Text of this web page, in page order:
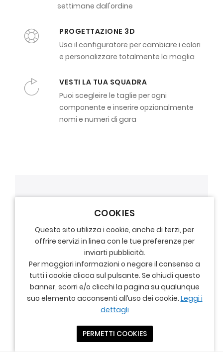
COOKIES
Questo sito utilizza i cookie, anche di terzi, per
offrire servizi in linea con le tue preferenze per
inviarti pubblicità.
Per maggiori informazioni o negare il consenso a
tutti i cookie clicca sul pulsante. Se chiudi questo
banner, scorri e/o clicchi la pagina su qualunque
suo elemento acconsenti all’uso dei cookie. Leggi i
dettagli
PERMETTI COOKIES
settimane dall'ordine
PROGETTAZIONE 3D
Usa il configuratore per cambiare i colori
e personalizzare totalmente la maglia
VESTI LA TUA SQUADRA
Puoi scegleire le taglie per ogni
componente e inserire opzionalmente
nomi e numeri di gara